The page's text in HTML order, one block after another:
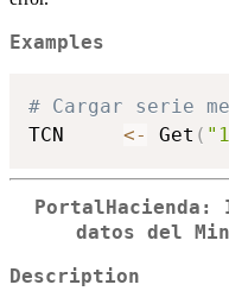
Examples
# Cargar serie
TCN <- Get (
datos del
Description